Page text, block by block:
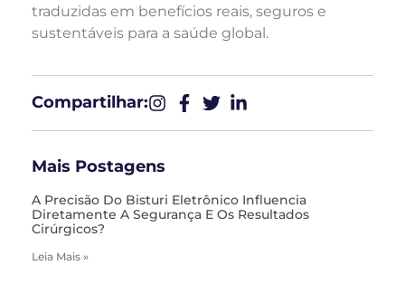
traduzidas em benefícios reais, seguros e
sustentáveis para a saúde global.
Compartilhar:​
Mais Postagens
A Precisão Do Bisturi Eletrônico Influencia
Diretamente A Segurança E Os Resultados
Cirúrgicos?
Leia Mais »